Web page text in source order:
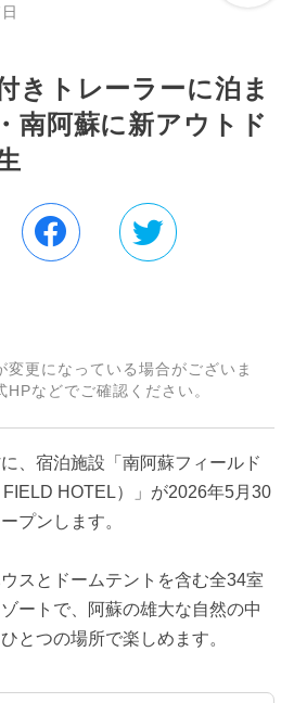
きトレーラーに泊ま
阿蘇に新アウトド
変更になっている場合がございま
などでご確認ください。
、宿泊施設「南阿蘇フィールド
HOTEL）」が2026年5月30
プンします。
スとドームテントを含む全34室
ートで、阿蘇の雄大な自然の中
とつの場所で楽しめます。